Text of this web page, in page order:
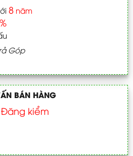
8năm
Góp
BÁN HÀNG
Đăng kiểm